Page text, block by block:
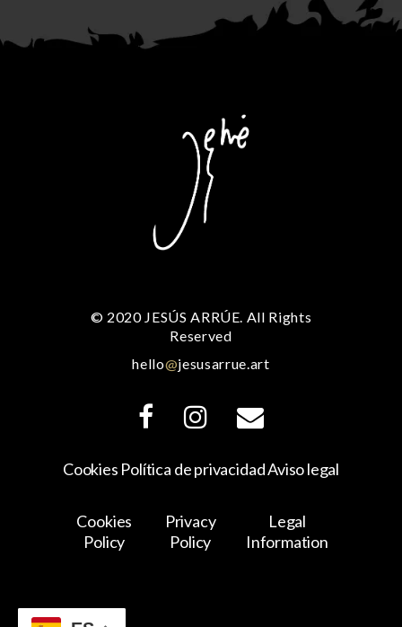
© 2020 JESÚS ARRÚE. All Rights
Reserved
hello@jesusarrue.art
Cookies Política de privacidadAviso legal
Cookies
Policy
Privacy
Policy
Legal
Information